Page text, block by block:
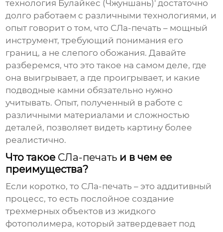
технология Булайкес (Чжуншань)' достаточно
долго работаем с различными технологиями, и
опыт говорит о том, что СЛа-печать – мощный
инструмент, требующий понимания его
границ, а не слепого обожания. Давайте
разберемся, что это такое на самом деле, где
она выигрывает, а где проигрывает, и какие
подводные камни обязательно нужно
учитывать. Опыт, полученный в работе с
различными материалами и сложностью
деталей, позволяет видеть картину более
реалистично.
Что такое СЛа-печать и в чем ее
преимущества?
Если коротко, то СЛа-печать – это аддитивный
процесс, то есть послойное создание
трехмерных объектов из жидкого
фотополимера, который затвердевает под